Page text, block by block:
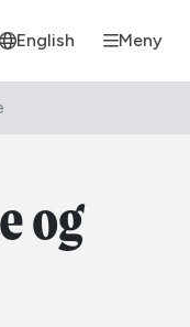
English Meny
og